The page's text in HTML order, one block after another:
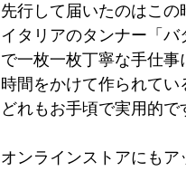
先行して届いたのはこ
イタリアのタンナー「バ
で一枚一枚丁寧な手仕事
時間をかけて作られてい
どれもお手頃で実用的で
オンラインストアにも